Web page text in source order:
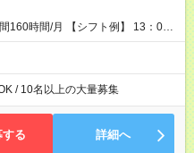
フト例】 13：00
/ 10名以上の大量募集
する 詳細へ